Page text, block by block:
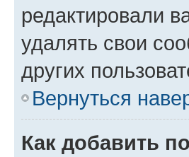
редактировали
удалять свои
других
Вернуться
Как добавить